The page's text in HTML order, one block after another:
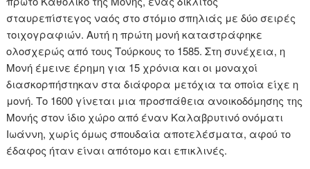
σταυρεπίστεγος ναός στο στόμιο σπηλιάς με δύο σειρές
τοιχογραφιών. Αυτή η πρώτη μονή καταστράφηκε
ολοσχερώς από τους Τούρκους το 1585. Στη συνέχεια, η
Μονή έμεινε έρημη για 15 χρόνια και οι μοναχοί
διασκορπήστηκαν στα διάφορα μετόχια τα οποία είχε η
μονή. Το 1600 γίνεται μια προσπάθεια ανοικοδόμησης της
Μονής στον ίδιο χώρο από έναν Καλαβρυτινό ονόματι
Ιωάννη, χωρίς όμως σπουδαία αποτελέσματα, αφού το
έδαφος ήταν είναι απότομο και επικλινές.